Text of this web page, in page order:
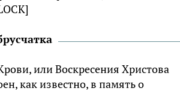
или Воскресения Христова
как известно, в память о